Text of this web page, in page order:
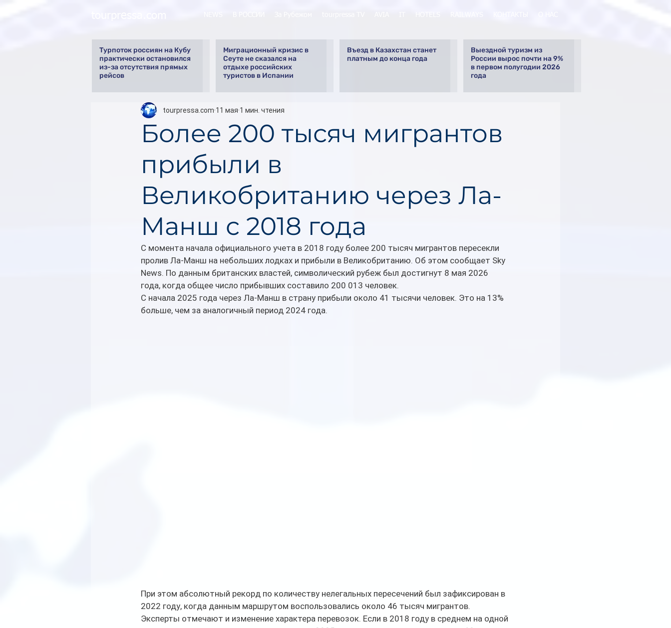
Турпоток россиян на Кубу
практически остановился
из-за отсутствия прямых
рейсов
Миграционный кризис в
Сеуте не сказался на
отдыхе российских
туристов в Испании
Въезд в Казахстан станет
платным до конца года
Выездной туризм из
России вырос почти на 9%
в первом полугодии 2026
года
Более 200 тысяч мигрантов
прибыли в
Великобританию через Ла-
Манш с 2018 года
tourpressa.com 11 мая 1 мин. чтения
С момента начала официального учета в 2018 году более 200 тысяч мигрантов пересекли
пролив Ла-Манш на небольших лодках и прибыли в Великобританию. Об этом сообщает Sky
News. По данным британских властей, символический рубеж был достигнут 8 мая 2026
года, когда общее число прибывших составило 200 013 человек.
С начала 2025 года через Ла-Манш в страну прибыли около 41 тысячи человек. Это на 13%
больше, чем за аналогичный период 2024 года.
При этом абсолютный рекорд по количеству нелегальных пересечений был зафиксирован в
2022 году, когда данным маршрутом воспользовались около 46 тысяч мигрантов.
Эксперты отмечают и изменение характера перевозок. Если в 2018 году в среднем на одной